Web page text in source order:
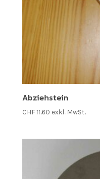
Abziehstein
CHF11.60 exkl. MwSt.